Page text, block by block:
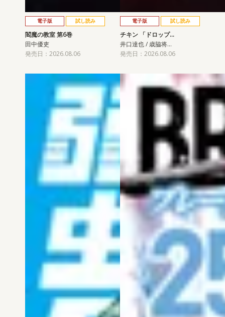
電子版 試し読み
閻魔の教室 第6巻
田中優吏
発売日：2026.08.06
電子版 試し読み
チキン 「ドロップ…
井口達也 / 歳脇将…
発売日：2026.08.06